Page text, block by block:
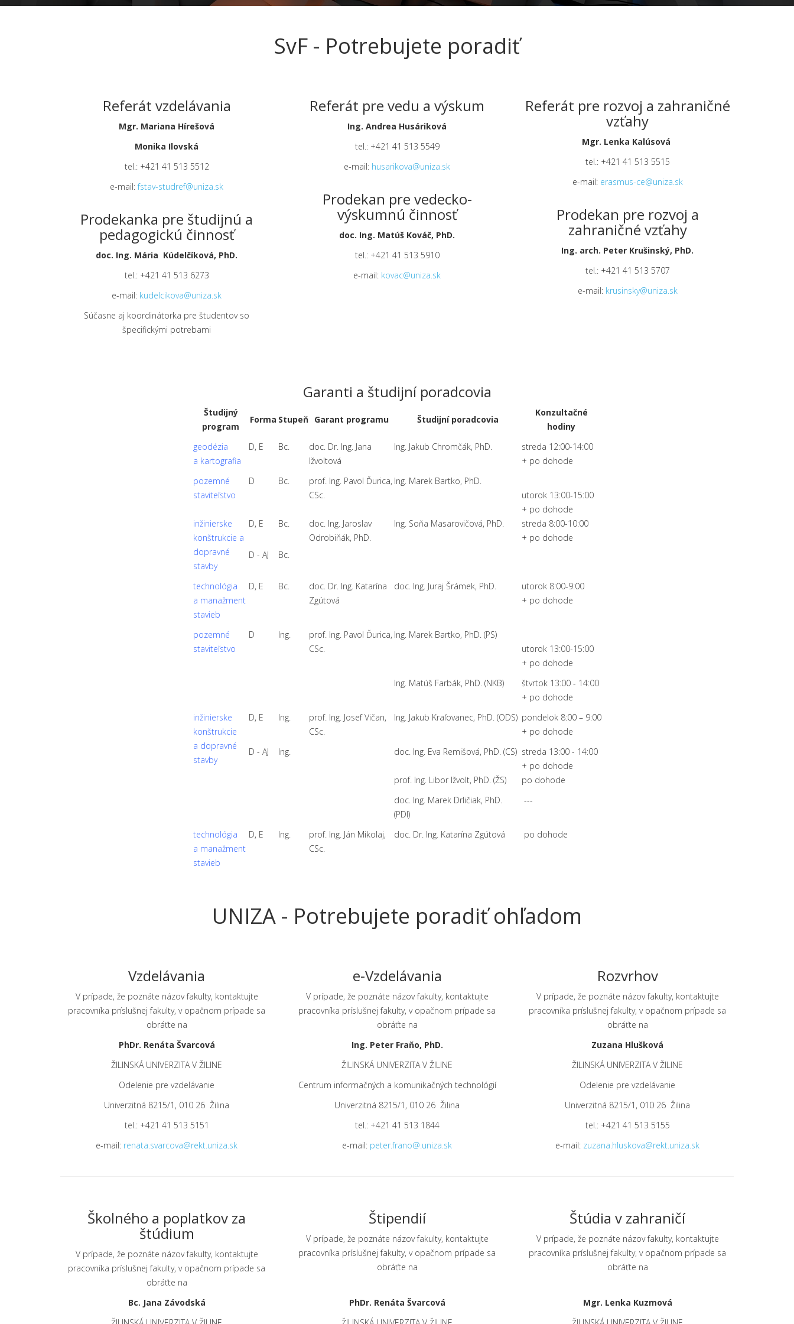
SvF - Potrebujete poradiť
Referát vzdelávania
Mgr. Mariana Hírešová
Monika Ilovská
tel.: +421 41 513 5512
e-mail:fstav-studref@uniza.sk
Prodekanka pre študijnú a
pedagogickú činnosť
doc. Ing. Mária Kúdelčíková, PhD.
tel.: +421 41 513 6273
e-mail: kudelcikova@uniza.sk
Súčasne aj koordinátorka pre študentov so
špecifickými potrebami
Referát pre vedu a výskum
Ing. Andrea Husáriková
tel.: +421 41 513 5549
e-mail: husarikova@uniza.sk
Prodekan pre vedecko-
výskumnú činnosť
doc. Ing. Matúš Kováč, PhD.
tel.: +421 41 513 5910
e-mail: kovac@uniza.sk
Referát pre rozvoj a zahraničné
vzťahy
Mgr. Lenka Kalúsová
tel.: +421 41 513 5515
e-mail: erasmus-ce@uniza.sk
Prodekan pre rozvoj a
zahraničné vzťahy
Ing. arch. Peter Krušinský, PhD.
tel.: +421 41 513 5707
e-mail: krusinsky@uniza.sk
Garanti a študijní poradcovia
Študijný
program
Forma Stupeň Garant programu Študijní poradcovia
Konzultačné
hodiny
geodézia
a kartografia
D, E Bc.
doc. Dr. Ing. Jana
Ižvoltová
Ing. Jakub Chromčák, PhD.
streda 12:00-14:00
+ po dohode
pozemné
staviteľstvo
D Bc.
prof. Ing. Pavol Ďurica,
CSc.
Ing. Marek Bartko, PhD.
utorok 13:00-15:00
+ po dohode
inžinierske
konštrukcie a
dopravné
stavby
D, E Bc.
doc. Ing. Jaroslav
Odrobiňák, PhD.
Ing. Soňa Masarovičová, PhD.
streda 8:00-10:00
+ po dohode
D - AJ
Bc.
technológia
a manažment
stavieb
D, E Bc.
doc. Dr. Ing. Katarína
Zgútová
doc. Ing. Juraj Šrámek, PhD.
utorok 8:00-9:00
+ po dohode
pozemné
staviteľstvo
D Ing.
prof. Ing. Pavol Ďurica,
CSc.
Ing. Marek Bartko, PhD. (PS)
utorok 13:00-15:00
+ po dohode
Ing. Matúš Farbák, PhD. (NKB)
štvrtok 13:00 - 14:00
+ po dohode
inžinierske
konštrukcie
a dopravné
stavby
D, E Ing.
prof. Ing. Josef Vičan,
CSc.
Ing. Jakub Kraľovanec, PhD. (ODS) pondelok 8:00 – 9:00
+ po dohode
D - AJ
Ing. doc. Ing. Eva Remišová, PhD. (CS) streda 13:00 - 14:00
+ po dohode
prof. Ing. Libor Ižvolt, PhD. (ŽS)
po dohode
doc. Ing. Marek Drličiak, PhD.
(PDI)
---
technológia
a manažment
stavieb
D, E Ing.
prof. Ing. Ján Mikolaj,
CSc.
doc. Dr. Ing. Katarína Zgútová po dohode
UNIZA - Potrebujete poradiť ohľadom
Vzdelávania
V prípade, že poznáte názov fakulty, kontaktujte
pracovníka príslušnej fakulty, v opačnom prípade sa
obráťte na
e-Vzdelávania
V prípade, že poznáte názov fakulty, kontaktujte
pracovníka príslušnej fakulty, v opačnom prípade sa
obráťte na
Rozvrhov
V prípade, že poznáte názov fakulty, kontaktujte
pracovníka príslušnej fakulty, v opačnom prípade sa
obráťte na
PhDr. Renáta Švarcová
ŽILINSKÁ UNIVERZITA V ŽILINE
Odelenie pre vzdelávanie
Univerzitná 8215/1, 010 26 Žilina
tel.: +421 41 513 5151
e-mail: renata.svarcova@rekt.uniza.sk
Ing. Peter Fraňo, PhD.
ŽILINSKÁ UNIVERZITA V ŽILINE
Centrum informačných a komunikačných technológií
Univerzitná 8215/1, 010 26 Žilina
tel.: +421 41 513 1844
e-mail: peter.frano@.uniza.sk
Zuzana Hlušková
ŽILINSKÁ UNIVERZITA V ŽILINE
Odelenie pre vzdelávanie
Univerzitná 8215/1, 010 26 Žilina
tel.: +421 41 513 5155
e-mail: zuzana.hluskova@rekt.uniza.sk
Školného a poplatkov za
štúdium
V prípade, že poznáte názov fakulty, kontaktujte
pracovníka príslušnej fakulty, v opačnom prípade sa
obráťte na
Štipendií
V prípade, že poznáte názov fakulty, kontaktujte
pracovníka príslušnej fakulty, v opačnom prípade sa
obráťte na
Štúdia v zahraničí
V prípade, že poznáte názov fakulty, kontaktujte
pracovníka príslušnej fakulty, v opačnom prípade sa
obráťte na
Bc. Jana Závodská
PhDr. Renáta Švarcová
Mgr. Lenka Kuzmová